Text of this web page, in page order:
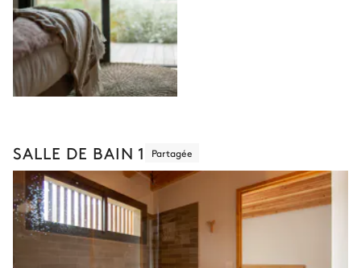
SALLE DE BAIN 1 Partagée